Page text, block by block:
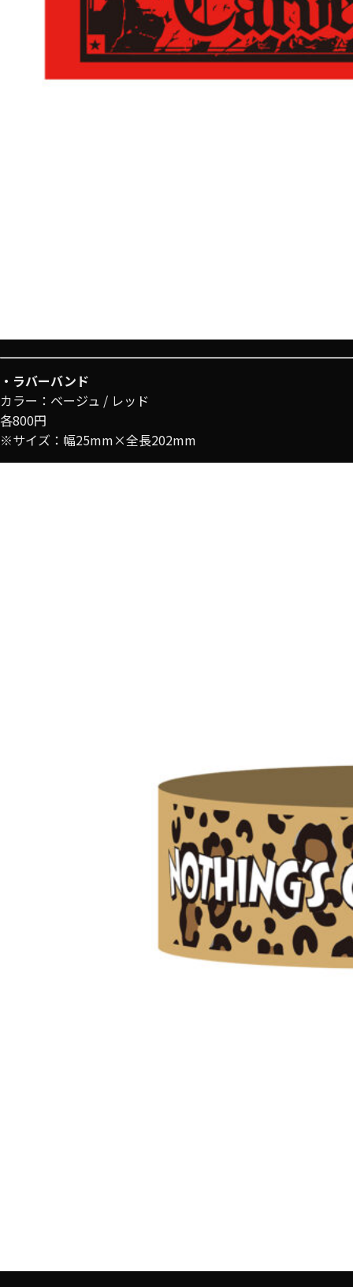
・ラバーバンド
カラー：ベージュ / レッド
各800円
※サイズ：幅25mm×全⻑202mm